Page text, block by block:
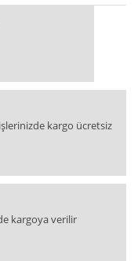
kargo ücretsiz
kargoya verilir